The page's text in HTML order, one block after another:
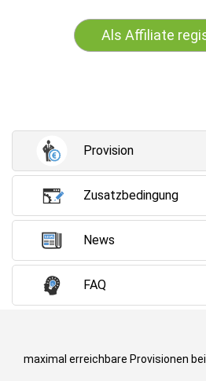
Als Affiliate
Provision
Zusatzbedingung
News
FAQ
maximal erreichbare Provisionen